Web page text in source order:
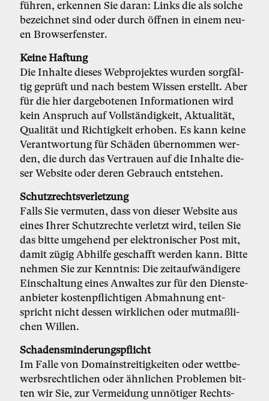
füh­ren, er­ken­nen Sie dar­an: Links die als sol­che
be­zeich­net sind oder durch öff­nen in ei­nem neu­
en Brow­ser­fens­ter.
Kei­ne Haf­tung
Die In­hal­te die­ses Web­pro­jek­tes wur­den sorg­fäl­
tig ge­prüft und nach bes­tem Wis­sen er­stellt. Aber
für die hier dar­ge­bo­te­nen In­for­ma­tio­nen wird
kein An­spruch auf Voll­stän­dig­keit, Ak­tua­li­tät,
Qua­li­tät und Rich­tig­keit er­ho­ben. Es kann kei­ne
Ver­ant­wor­tung für Schä­den über­nom­men wer­
den, die durch das Ver­trau­en auf die In­hal­te die­
ser Web­site oder de­ren Ge­brauch ent­ste­hen.
Schutz­rechts­ver­let­zung
Falls Sie ver­mu­ten, dass von die­ser Web­site aus
ei­nes Ih­rer Schutz­rech­te ver­letzt wird, tei­len Sie
das bit­te um­ge­hend per elek­tro­ni­scher Post mit,
da­mit zü­gig Ab­hil­fe ge­schafft wer­den kann. Bit­te
neh­men Sie zur Kennt­nis: Die zeit­auf­wän­di­ge­re
Ein­schal­tung ei­nes An­wal­tes zur für den Diens­te­
an­bie­ter kos­ten­pflich­ti­gen Ab­mah­nung ent­
spricht nicht des­sen wirk­li­chen oder mut­ma­ß­li­
chen Wil­len.
Scha­dens­min­de­rungs­pflicht
Im Fal­le von Do­main­strei­tig­kei­ten oder wett­be­
werbs­recht­li­chen oder ähn­li­chen Pro­ble­men bit­
ten wir Sie, zur Ver­mei­dung un­nö­ti­ger Rechts­